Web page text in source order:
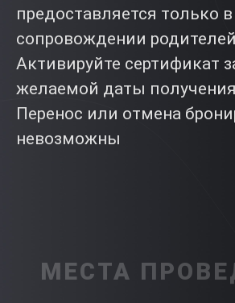
предоставляется только в
сопровождении родителей
Активируйте сертификат
желаемой даты получения
Перенос или отмена
невозможны
МЕСТА